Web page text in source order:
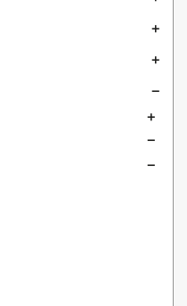
add
add
remove
add
remove
remove